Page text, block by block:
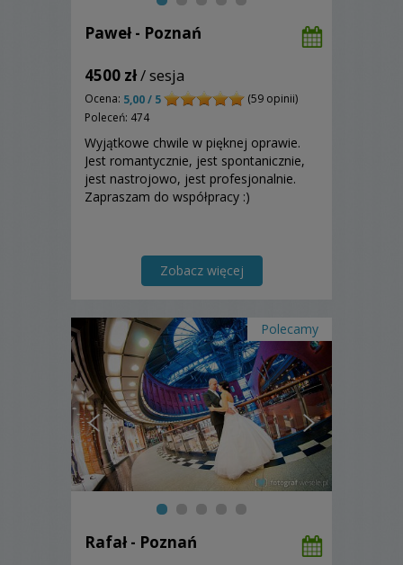
Paweł - Poznań
4500 zł/ sesja
Ocena: 5,00 / 5
(59 opinii)
Poleceń: 474
Wyjątkowe chwile w pięknej oprawie.
Jest romantycznie, jest spontanicznie,
jest nastrojowo, jest profesjonalnie.
Zapraszam do współpracy :)
Zobacz więcej
Polecamy
Rafał - Poznań